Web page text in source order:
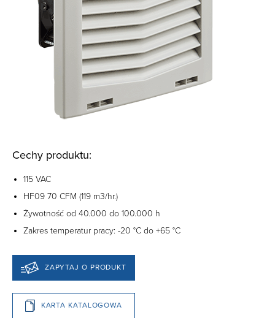
Cechy produktu:
115 VAC
HF09 70 CFM (119 m3/hr.)
Żywotność od 40.000 do 100.000 h
Zakres temperatur pracy: -20 °C do +65 °C
ZAPYTAJ O PRODUKT
KARTA KATALOGOWA